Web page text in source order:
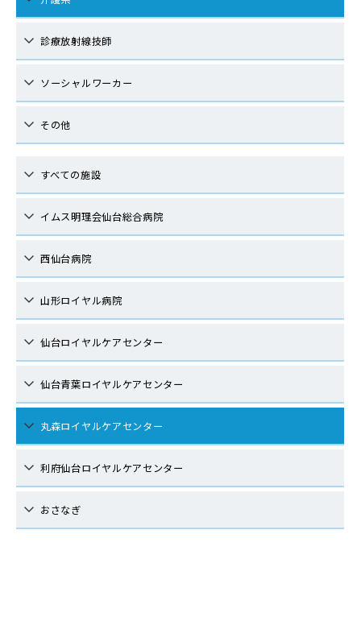
診療放射線技師
ソーシャルワーカー
その他
すべての施設
イムス明理会仙台総合病院
西仙台病院
山形ロイヤル病院
仙台ロイヤルケアセンター
仙台青葉ロイヤルケアセンター
丸森ロイヤルケアセンター
利府仙台ロイヤルケアセンター
おさなぎ